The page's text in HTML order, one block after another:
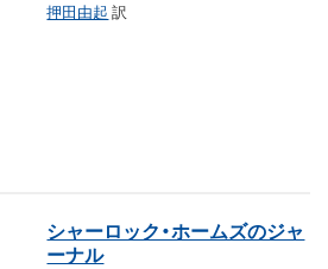
押田由起 訳
シャーロック・ホームズのジャ
ーナル